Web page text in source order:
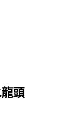
頭